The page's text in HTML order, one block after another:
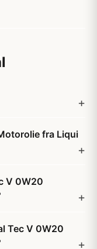
fra Liqui
V 0W20
Tec V 0W20